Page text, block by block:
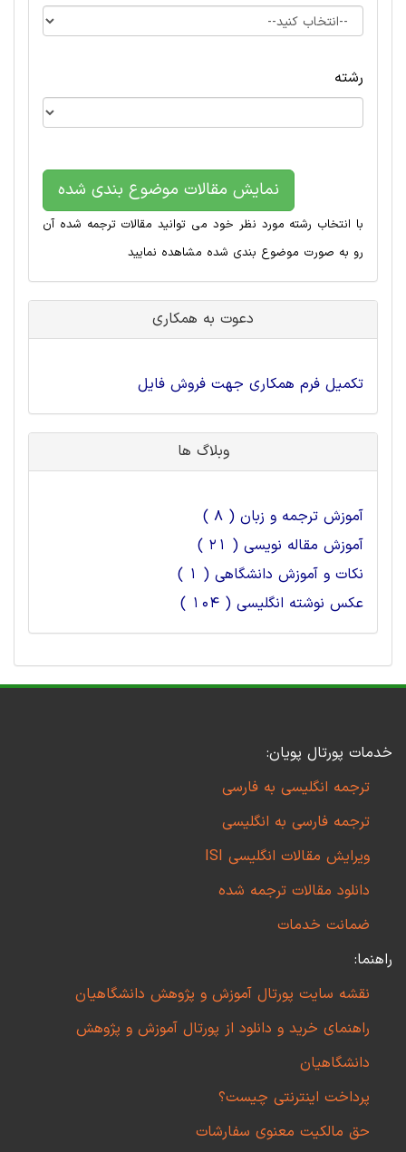
رشته
نمایش مقالات موضوع بندی شده
با انتخاب رشته مورد نظر خود می توانید مقالات ترجمه شده آن
رو به صورت موضوع بندی شده مشاهده نمایید
دعوت به همکاری
تکمیل فرم همکاری جهت فروش فایل
وبلاگ ها
آموزش ترجمه و زبان ( 8 )
آموزش مقاله نویسی ( 21 )
نکات و آموزش دانشگاهی ( 1 )
عکس نوشته انگلیسی ( 104 )
خدمات پورتال پویان:
ترجمه انگلیسی به فارسی
ترجمه فارسی به انگلیسی
ویرایش مقالات انگلیسی ISI
دانلود مقالات ترجمه شده
ضمانت خدمات
راهنما:
نقشه سایت پورتال آموزش و پژوهش دانشگاهیان
راهنمای خرید و دانلود از پورتال آموزش و پژوهش
دانشگاهیان
پرداخت اینترنتی چیست؟
حق مالکیت معنوی سفارشات